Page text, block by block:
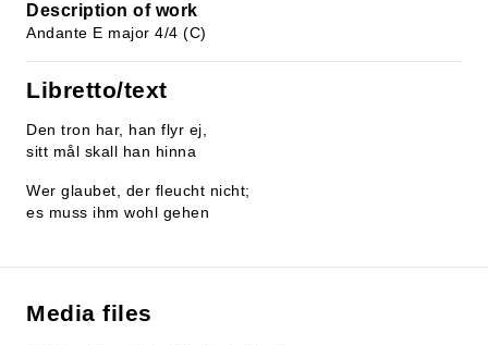
Description of work
Andante E major 4/4 (C)
Libretto/text
Den tron har, han flyr ej,
sitt mål skall han hinna
Wer glaubet, der fleucht nicht;
es muss ihm wohl gehen
Media files